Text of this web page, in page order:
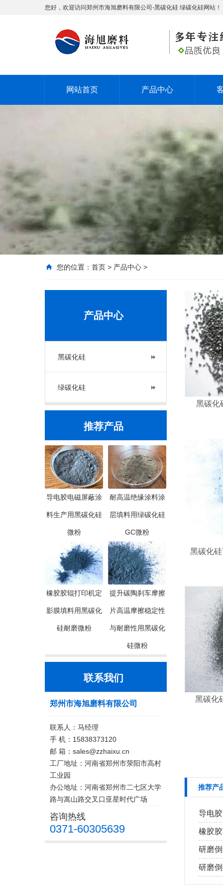
您好，欢迎访问郑州市海旭磨料有限公司-黑碳化硅 绿碳化硅网站！
网站首页 产品中心
您的位置： 首页 > 产品中心 >
产品中心
黑碳化硅
绿碳化硅
推荐产品
导电胶电磁屏蔽涂
料生产用黑碳化硅
微粉
耐高温绝缘涂料涂
层填料用绿碳化硅
GC微粉
橡胶胶辊打印机定
影膜填料用黑碳化
硅耐磨微粉
提升碳陶刹车摩擦
片高温摩擦稳定性
与耐磨性用黑碳化
硅微粉
联系我们
郑州市海旭磨料有限公司
联系人：马经理
手 机：15838373120
邮 箱：sales@zzhaixu.cn
工厂地址：河南省郑州市荥阳市高村
工业园
办公地址：河南省郑州市二七区大学
路与嵩山路交叉口亚星时代广场
咨询热线
0371-60305639
黑碳化
黑碳化
黑碳化
推荐产
导电
橡胶
研磨
研磨